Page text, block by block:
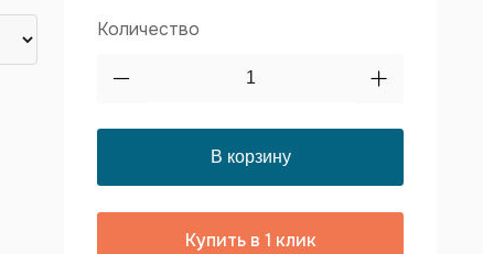
Количество
Купить в 1 клик